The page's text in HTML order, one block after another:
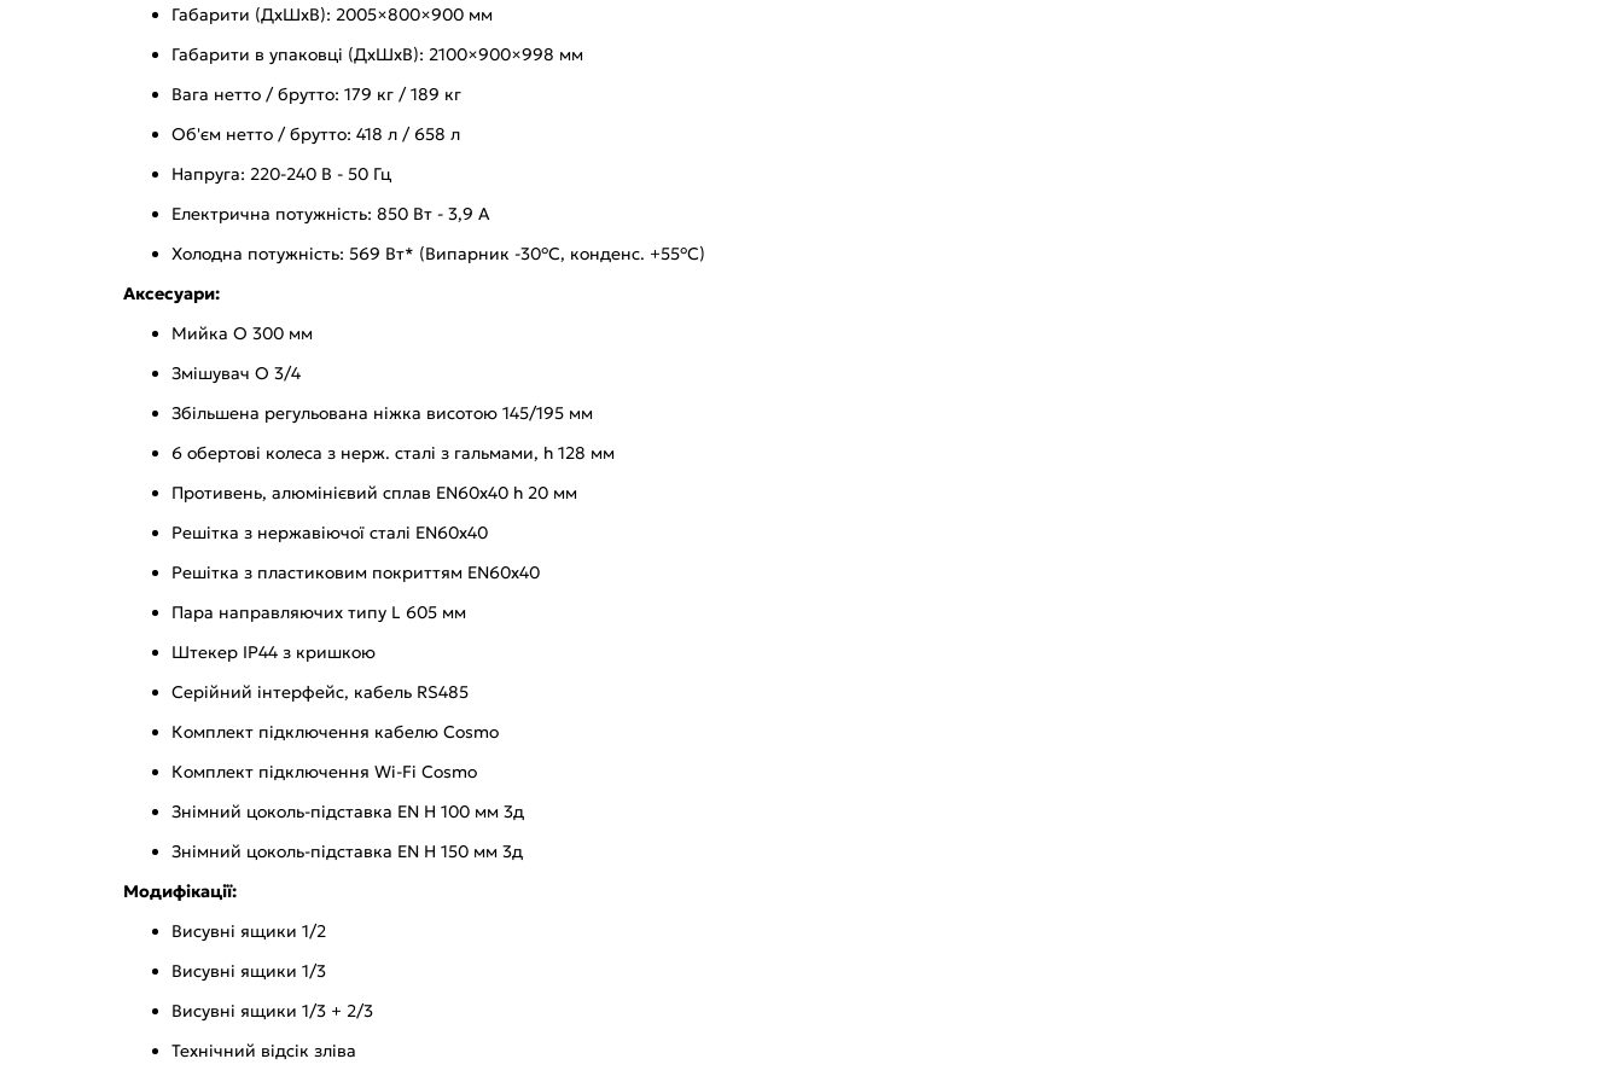
Габарити (ДхШхВ): 2005×800×900 мм
Габарити в упаковці (ДхШхВ): 2100×900×998 мм
Вага нетто / брутто: 179 кг / 189 кг
Об'єм нетто / брутто: 418 л / 658 л
Напруга: 220-240 В - 50 Гц
Електрична потужність: 850 Вт - 3,9 А
Холодна потужність: 569 Вт* (Випарник -30°C, конденс. +55°C)
Аксесуари:
Мийка O 300 мм
Змішувач O 3/4
Збільшена регульована ніжка висотою 145/195 мм
6 обертові колеса з нерж. сталі з гальмами, h 128 мм
Противень, алюмінієвий сплав EN60x40 h 20 мм
Решітка з нержавіючої сталі EN60х40
Решітка з пластиковим покриттям EN60x40
Пара направляючих типу L 605 мм
Штекер IP44 з кришкою
Серійний інтерфейс, кабель RS485
Комплект підключення кабелю Cosmo
Комплект підключення Wi-Fi Cosmo
Знімний цоколь-підставка EN H 100 мм 3д
Знімний цоколь-підставка EN H 150 мм 3д
Модифікації:
Висувні ящики 1/2
Висувні ящики 1/3
Висувні ящики 1/3 + 2/3
Технічний відсік зліва